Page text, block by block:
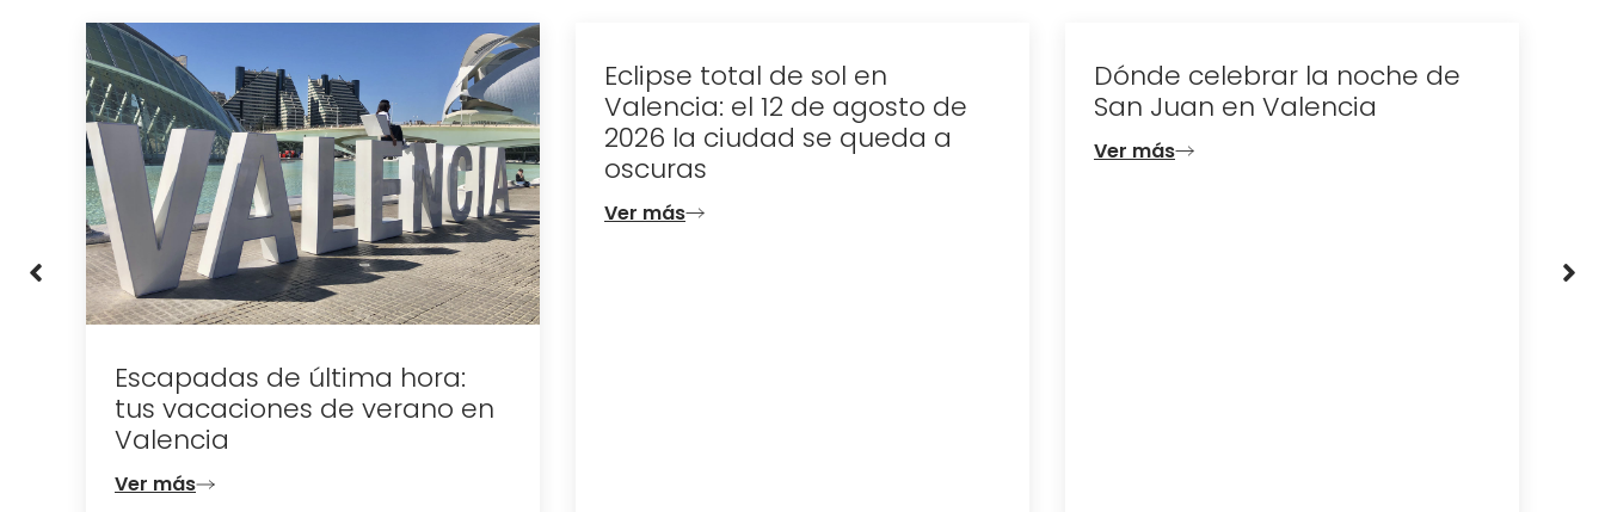
Escapadas de última hora:
tus vacaciones de verano en
Valencia
Ver más
Eclipse total de sol en
Valencia: el 12 de agosto de
2026 la ciudad se queda a
oscuras
Ver más
Dónde celebrar la noche de
San Juan en Valencia
Ver más